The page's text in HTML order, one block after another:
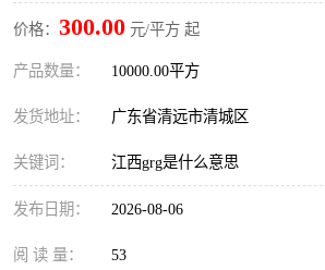
价格： 300.00 元/平方 起
产品数量： 10000.00平方
发货地址： 广东省清远市清城区
关键词： 江西grg是什么意思
发布日期： 2026-08-06
阅 读 量： 53